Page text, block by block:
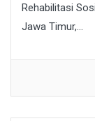
Rehabilitasi
Jawa Timur,...